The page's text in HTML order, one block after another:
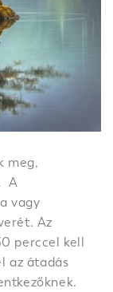
meg,
A
vagy
Az
perccel kell
az átadás